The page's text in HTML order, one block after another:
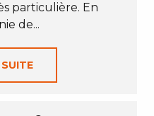
particulière. En
de...